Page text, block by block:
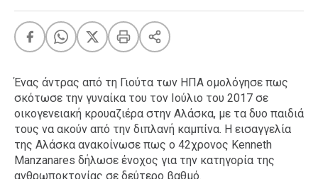
A-List LGBTQI+
LIFE
Food
Body+Mind
Ένας άντρας από τη Γιούτα των ΗΠΑ ομολόγησε πως
σκότωσε την γυναίκα του τον Ιούλιο του 2017 σε
οικογενειακή κρουαζιέρα στην Αλάσκα, με τα δυο παιδιά
τους να ακούν από την διπλανή καμπίνα. H εισαγγελία
της Αλάσκα ανακοίνωσε πως ο 42χρονος Kenneth
Manzanares δήλωσε ένοχος για την κατηγορία της
ανθρωποκτονίας σε δεύτερο βαθμό.